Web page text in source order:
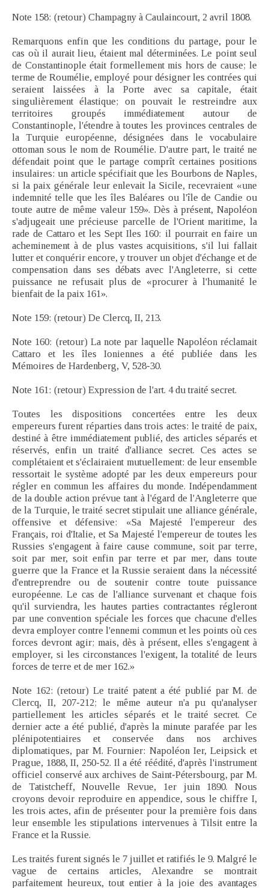
Note 158: (retour) Champagny à Caulaincourt, 2 avril 1808.
Remarquons enfin que les conditions du partage, pour le
cas où il aurait lieu, étaient mal déterminées. Le point seul
de Constantinople était formellement mis hors de cause; le
terme de Roumélie, employé pour désigner les contrées qui
seraient laissées à la Porte avec sa capitale, était
singulièrement élastique; on pouvait le restreindre aux
territoires groupés immédiatement autour de
Constantinople, l'étendre à toutes les provinces centrales de
la Turquie européenne, désignées dans le vocabulaire
ottoman sous le nom de Roumélie. D'autre part, le traité ne
défendait point que le partage comprît certaines positions
insulaires: un article spécifiait que les Bourbons de Naples,
si la paix générale leur enlevait la Sicile, recevraient «une
indemnité telle que les îles Baléares ou l'île de Candie ou
toute autre de même valeur 159». Dès à présent, Napoléon
s'adjugeait une précieuse parcelle de l'Orient maritime, la
rade de Cattaro et les Sept Iles 160: il pourrait en faire un
acheminement à de plus vastes acquisitions, s'il lui fallait
lutter et conquérir encore, y trouver un objet d'échange et de
compensation dans ses débats avec l'Angleterre, si cette
puissance ne refusait plus de «procurer à l'humanité le
bienfait de la paix 161».
Note 159: (retour) De Clercq, II, 213.
Note 160: (retour) La note par laquelle Napoléon réclamait
Cattaro et les îles Ioniennes a été publiée dans les
Mémoires de Hardenberg, V, 528-30.
Note 161: (retour) Expression de l'art. 4 du traité secret.
Toutes les dispositions concertées entre les deux
empereurs furent réparties dans trois actes: le traité de paix,
destiné à être immédiatement publié, des articles séparés et
réservés, enfin un traité d'alliance secret. Ces actes se
complétaient et s'éclairaient mutuellement: de leur ensemble
ressortait le système adopté par les deux empereurs pour
régler en commun les affaires du monde. Indépendamment
de la double action prévue tant à l'égard de l'Angleterre que
de la Turquie, le traité secret stipulait une alliance générale,
offensive et défensive: «Sa Majesté l'empereur des
Français, roi d'Italie, et Sa Majesté l'empereur de toutes les
Russies s'engagent à faire cause commune, soit par terre,
soit par mer, soit enfin par terre et par mer, dans toute
guerre que la France et la Russie seraient dans la nécessité
d'entreprendre ou de soutenir contre toute puissance
européenne. Le cas de l'alliance survenant et chaque fois
qu'il surviendra, les hautes parties contractantes régleront
par une convention spéciale les forces que chacune d'elles
devra employer contre l'ennemi commun et les points où ces
forces devront agir; mais, dès à présent, elles s'engagent à
employer, si les circonstances l'exigent, la totalité de leurs
forces de terre et de mer 162.»
Note 162: (retour) Le traité patent a été publié par M. de
Clercq, II, 207-212; le même auteur n'a pu qu'analyser
partiellement les articles séparés et le traité secret. Ce
dernier acte a été publié, d'après la minute parafée par les
plénipotentiaires et conservée dans nos archives
diplomatiques, par M. Fournier: Napoléon Ier, Leipsick et
Prague, 1888, II, 250-52. Il a été réédité, d'après l'instrument
officiel conservé aux archives de Saint-Pétersbourg, par M.
de Tatistcheff, Nouvelle Revue, 1er juin 1890. Nous
croyons devoir reproduire en appendice, sous le chiffre I,
les trois actes, afin de présenter pour la première fois dans
leur ensemble les stipulations intervenues à Tilsit entre la
France et la Russie.
Les traités furent signés le 7 juillet et ratifiés le 9. Malgré le
vague de certains articles, Alexandre se montrait
parfaitement heureux, tout entier à la joie des avantages